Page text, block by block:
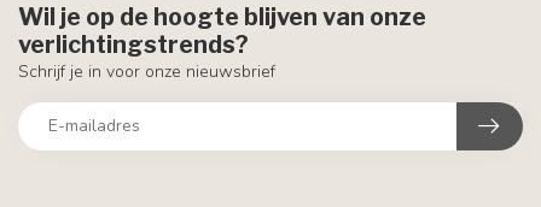
Wil je op de hoogte blijven van onze
verlichtingstrends?
Schrijf je in voor onze nieuwsbrief